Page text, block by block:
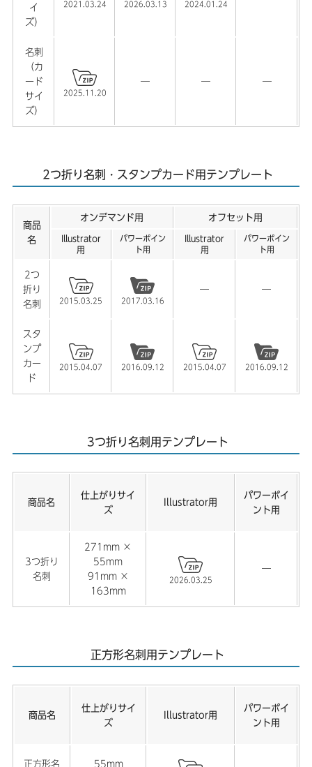
2025.09.10
【ステッカー】キスカットステッカー用テンプレートを公
した。
【缶バッジ】Illustrator CC用の缶バッジテンプレートを公
開しました。
【缶バッジ】缶バッジテンプレートを公開しました。
終了しました。
【年賀状】2025年 巳年 年賀状の取り扱いが終了しまし
2024.10.23
2024.10.09
ートを公開しました。
2024.09.18
【卓上カレンダー】2024年 卓上カレンダーの取り扱いが
終了しました。
【正方形名刺】正方形名刺用テンプレートを公開しまし
【プラスチックカード】プラスチックカード用テンプレー
イ
ズ）
2021.03.24 2026.03.13 2024.01.24
名刺
（カ
ード
サイ
ズ）
2025.11.20
― ― ―
2つ折り名刺・スタンプカード用テンプレート
商品
名
オンデマンド用 オフセット用
Illustrator
用
パワーポイン
ト用
Illustrator
用
パワーポイン
ト用
2つ
折り
名刺
2015.03.25 2017.03.16
― ―
スタ
ンプ
カー
ド
2015.04.07 2016.09.12 2015.04.07 2016.09.12
3つ折り名刺用テンプレート
商品名
仕上がりサイ
ズ
Illustrator用
パワーポイ
ント用
3つ折り
名刺
271mm ×
55mm
91mm ×
163mm
2026.03.25
―
正方形名刺用テンプレート
商品名
仕上がりサイ
ズ
Illustrator用
パワーポイ
ント用
正方形名 55mm